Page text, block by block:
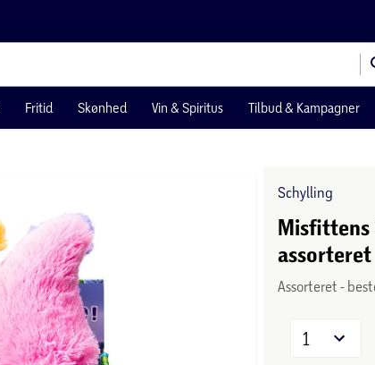
Fritid Skønhed Vin & Spiritus Tilbud & Kampagner
Schylling
Misfittens
assorteret
Assorteret -
1